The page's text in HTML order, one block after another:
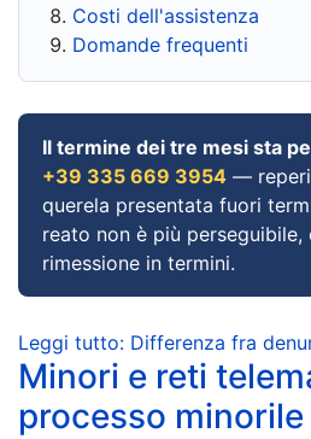
Costi dell'assistenza
Domande frequenti
Il termine dei tre mesi sta
+39 335 669 3954 —
querela presentata fuori
reato non è più perseguibile,
rimessione in termini.
Leggi tutto: Differenza fra
Minori e reti
processo minorile